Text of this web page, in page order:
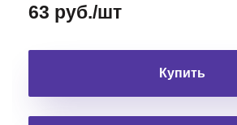
63 руб./шт
Купить